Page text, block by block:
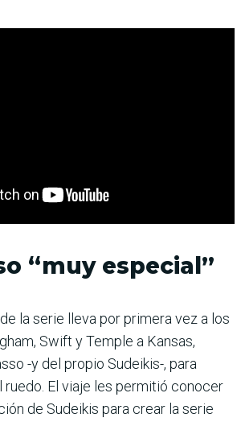
“muy especial”
la serie lleva por primera vez a los
Swift y Temple a Kansas,
-y del propio Sudeikis-, para
ruedo. El viaje les permitió conocer
de Sudeikis para crear la serie